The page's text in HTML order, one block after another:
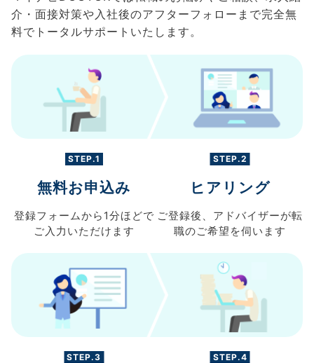
介・面接対策や入社後のアフターフォローまで完全無
料でトータルサポートいたします。
STEP.1
無料お申込み
登録フォームから 1分ほどで
ご入力 いただけます
STEP.2
ヒアリング
ご登録後、 アドバイザーが転
職のご希望を伺います
STEP.3 STEP.4